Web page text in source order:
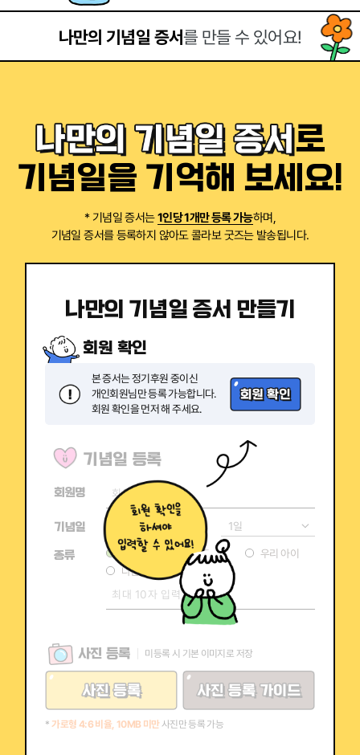
나만의 기념일 증서를 만들 수 있어요!
로
기념일을 기억해 보세요!
* 기념일 증서는1인당 1개만 등록 가능하며,
기념일 증서를 등록하지 않아도 콜라보 굿즈는 발송됩니다.
나만의 기념일 증서 만들기
회원 확인
본 증서는 정기후원 중이신
개인회원님만 등록 가능합니다.
회원 확인을 먼저 해 주세요.
기념일 등록
회원명
기념일
종류 생일 결혼
우리 아이
나만의 기념일 (직접 입력)
사진 등록 미등록 시 기본 이미지로 저장
*가로형 4:6 비율, 10MB 미만사진만 등록 가능